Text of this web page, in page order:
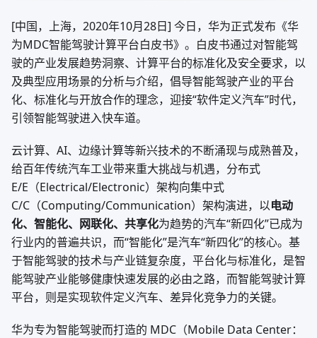
[中国，上海，2020年10月28日] 今日，华为正式发布《华
为MDC智能驾驶计算平台白皮书》。白皮书通过对智能驾
驶的产业发展趋势洞察、计算平台的标准化及安全要求，以
及典型应用场景的分析与介绍，倡导智能驾驶产业的平台
化、标准化与开放合作的理念，迎接“软件定义汽车”时代，
引领智能驾驶进入快车道。
云计算、AI、边缘计算等新兴技术的不断涌现与成熟普及，
给百年传统汽车工业带来重大挑战与机遇，分布式
E/E（Electrical/Electronic）架构向集中式
C/C（Computing/Communication）架构演进，以电动
化、智能化、网联化、共享化为趋势的汽车“新四化”已成为
行业内的普遍共识，而“智能化”是汽车“新四化”的核心。基
于智能驾驶的技术与产业链复杂度，平台化与标准化，是智
能驾驶产业能够健康快速发展的必由之路，而智能驾驶计算
平台，则是实现软件定义汽车、差异化竞争力的关键。
华为专为智能驾驶而打造的 MDC（Mobile Data Center：